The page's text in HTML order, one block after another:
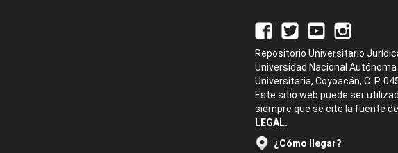
Repositorio Universitario
Universidad Nacional Autónoma
Universitaria, Coyoacán, C. P.
Este sitio web puede ser
siempre que se cite la fuente
LEGAL.
¿Cómo llegar?